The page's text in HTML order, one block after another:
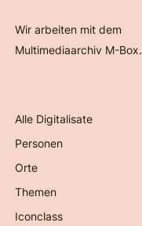
Wir arbeiten mit dem
Multimediaarchiv M-Box.
Alle Digitalisate
Personen
Orte
Themen
Iconclass